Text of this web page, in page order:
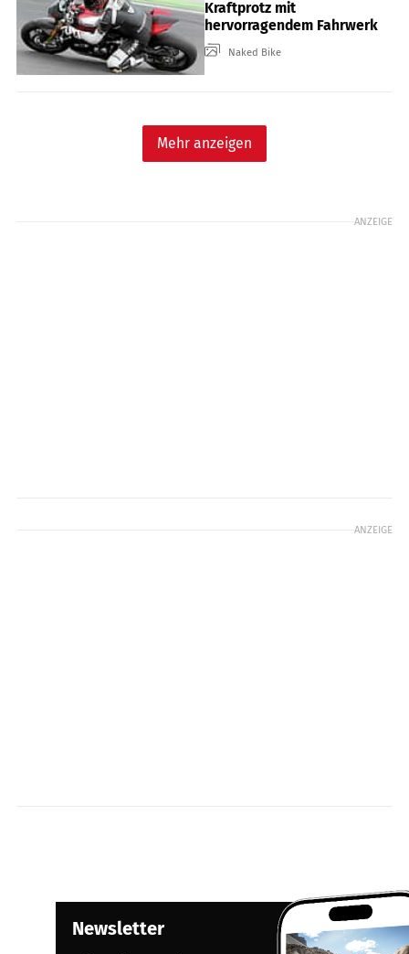
Kraftprotz mit
hervorragendem Fahrwerk
Naked Bike
Mehr anzeigen
ANZEIGE
ANZEIGE
Newsletter